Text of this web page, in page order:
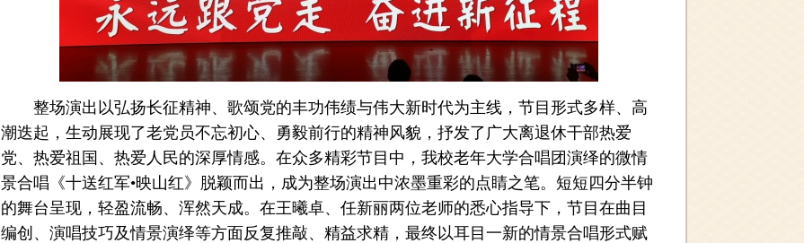
整场演出以弘扬长征精神、歌颂党的丰功伟绩与伟大新时代为主线，节目形式多样、高
潮迭起，生动展现了老党员不忘初心、勇毅前行的精神风貌，抒发了广大离退休干部热爱
党、热爱祖国、热爱人民的深厚情感。在众多精彩节目中，我校老年大学合唱团演绎的微情
景合唱《十送红军•映山红》脱颖而出，成为整场演出中浓墨重彩的点睛之笔。短短四分半钟
的舞台呈现，轻盈流畅、浑然天成。在王曦卓、任新丽两位老师的悉心指导下，节目在曲目
编创、演唱技巧及情景演绎等方面反复推敲、精益求精，最终以耳目一新的情景合唱形式赋